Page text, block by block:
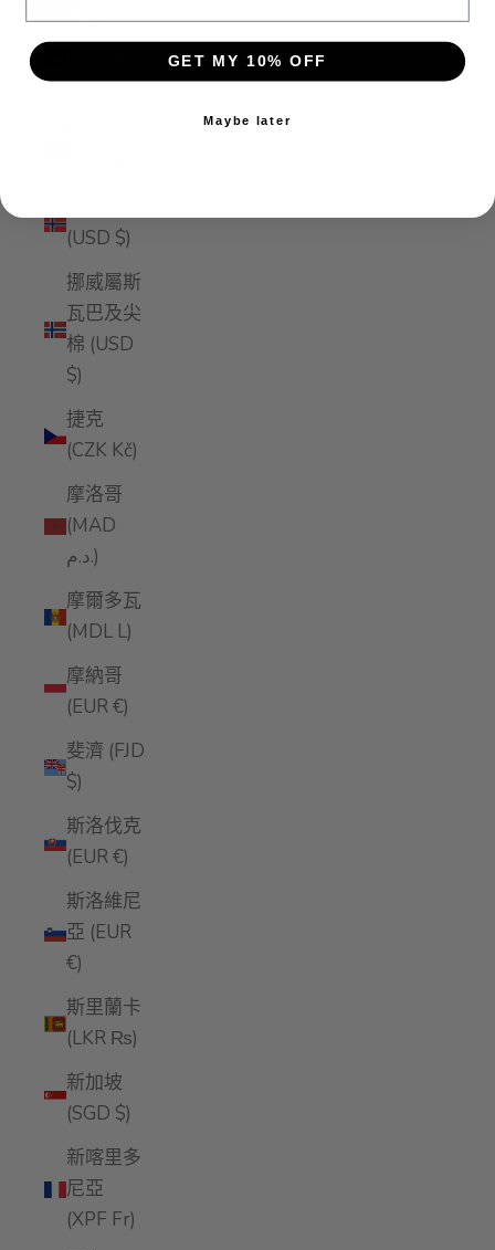
托克勞群
$)
(USD $)
挪威屬斯
瓦巴及尖
棉 (USD
$)
捷克
(CZK Kč)
摩洛哥
(MAD
د.م.)
摩爾多瓦
(MDL L)
摩納哥
(EUR €)
斐濟 (FJD
$)
斯洛伐克
(EUR €)
斯洛維尼
亞 (EUR
€)
斯里蘭卡
(LKR ₨)
新加坡
(SGD $)
新喀里多
尼亞
(XPF Fr)
GET MY 10% OFF
Maybe later